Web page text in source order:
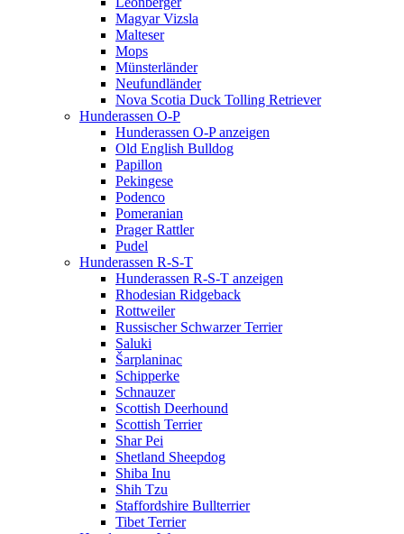
Magyar Vizsla
Malteser
Mops
Münsterländer
Neufundländer
Nova Scotia Duck Tolling Retriever
Hunderassen O-P
Hunderassen O-P anzeigen
Old English Bulldog
Papillon
Pekingese
Podenco
Pomeranian
Prager Rattler
Pudel
Hunderassen R-S-T
Hunderassen R-S-T anzeigen
Rhodesian Ridgeback
Rottweiler
Russischer Schwarzer Terrier
Saluki
Šarplaninac
Schipperke
Schnauzer
Scottish Deerhound
Scottish Terrier
Shar Pei
Shetland Sheepdog
Shiba Inu
Shih Tzu
Staffordshire Bullterrier
Tibet Terrier